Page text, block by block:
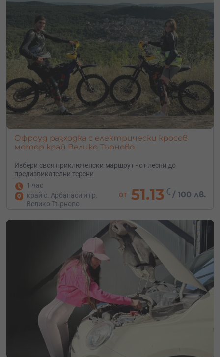
Офроуд разходка с електрически кросов
мотор край Велико Търново
Избери своя приключенски маршрут - от лесни до
предизвикателни терени
1 час
край с. Арбанаси и гр.
Велико Търново
от 51.13 € /100 лв.